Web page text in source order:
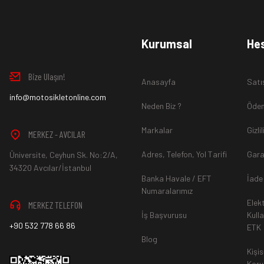
www.MotosikletOnline.com alışveriş sitesinden almış
Aksi durum söz konusu olduğunda
*İade ve Değişim sürecinde ürünlerin "Gönderici Ödemeli”
Ürün mağazamıza ulaştıktan sonra gerekli incelemelerin
hesaba ya da Kredi Kartına "Beş (5) ile On (10) iş günü”
durumlar ilgili bankanız ile yapılan sözleşme yükümlülüğüne
Bize Ulaşın!
info@motosikletonline.com
MERKEZ - AVCILAR
Üniversite, Ceyhun Sk. No:2/A,
34320 Avcılar/İstanbul
MERKEZ TELEFON
+90 532 778 66 86
Kurumsal
Anasayfa
Neden Biz ?
Markalar
Adres, Telefon, Yol Tarifi
Banka Havale / EFT
Numaralarımız
İş Başvurusu
Blog
İade
ETK